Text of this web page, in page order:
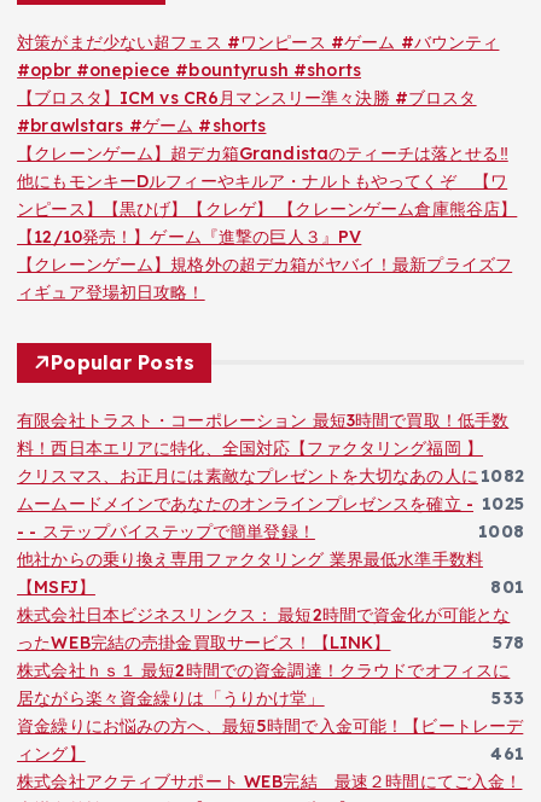
対策がまだ少ない超フェス #ワンピース #ゲーム #バウンティ
#opbr #onepiece #bountyrush #shorts
【ブロスタ】ICM vs CR6月マンスリー準々決勝 #ブロスタ
#brawlstars #ゲーム #shorts
【クレーンゲーム】超デカ箱Grandistaのティーチは落とせる‼︎
他にもモンキーDルフィーやキルア・ナルトもやってくぞ 【ワ
ンピース】【黒ひげ】【クレゲ】 【クレーンゲーム倉庫熊谷店】
【12/10発売！】ゲーム『進撃の巨人３』PV
【クレーンゲーム】規格外の超デカ箱がヤバイ！最新プライズフ
ィギュア登場初日攻略！
Popular Posts
有限会社トラスト・コーポレーション 最短3時間で買取！低手数
料！西日本エリアに特化、全国対応【ファクタリング福岡 】
1082
クリスマス、お正月には素敵なプレゼントを大切なあの人に
1025
ムームードメインであなたのオンラインプレゼンスを確立 -
- - ステップバイステップで簡単登録！
1008
他社からの乗り換え専用ファクタリング 業界最低水準手数料
【MSFJ】
801
株式会社日本ビジネスリンクス： 最短2時間で資金化が可能とな
ったWEB完結の売掛金買取サービス！【LINK】
578
株式会社ｈｓ１ 最短2時間での資金調達！クラウドでオフィスに
居ながら楽々資金繰りは「うりかけ堂」
533
資金繰りにお悩みの方へ、最短5時間で入金可能！【ビートレーデ
ィング】
461
株式会社アクティブサポート WEB完結 最速２時間にてご入金！